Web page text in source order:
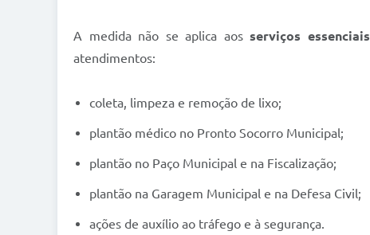
A medida não se aplica aosserviços essenciais
atendimentos:
coleta, limpeza e remoção de lixo;
plantão médico no Pronto Socorro Municipal;
plantão no Paço Municipal e na Fiscalização;
plantão na Garagem Municipal e na Defesa Civil;
ações de auxílio ao tráfego e à segurança.